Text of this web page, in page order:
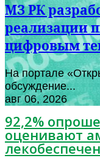
МЗ РК
реализации
цифровым
На портале
обсуждение...
авг 06, 2026
92,2%
оценивают